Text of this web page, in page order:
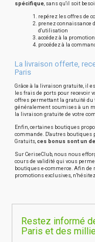
spécifique, sans qu'il soit
repérez les offres de
prenez connaissance
d'utilisation
accédez à la
procédez à la
La livraison offerte,
Paris
Grâce à la livraison gratuite, il
les frais de ports pour recevoir
offres permettant la gratuité du
généralement soumises à un
la livraison gratuite de votre
Enfin, certaines boutiques
commande. D'autres boutiques
Gratuits, ces bonus sont un
Sur CeriseClub, nous nous
cours de validité qui vous
boutiques e-commerce. Afin de
promotions exclusives,
Restez informé
Paris et des